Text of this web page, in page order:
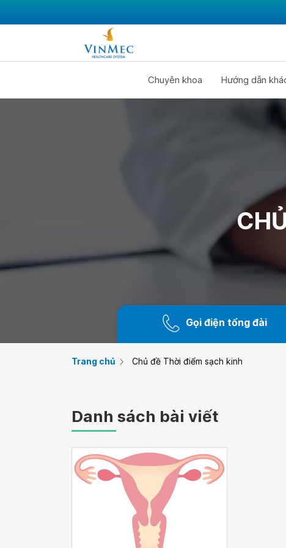
Chuyên khoa Hướng dẫn
Gọi điện tổng đài
Trang chủ Chủ đề Thời điểm sạch kinh
Danh sách bài viết